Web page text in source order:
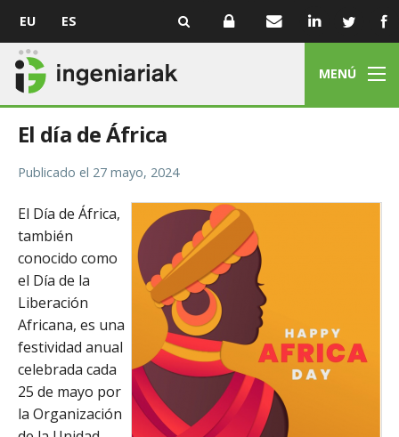
EU ES
MENÚ
El día de África
Publicado el 27 mayo, 2024
El Día de África,
también
conocido como
el Día de la
Liberación
Africana, es una
festividad anual
celebrada cada
25 de mayo por
la Organización